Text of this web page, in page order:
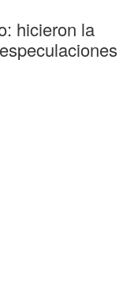
hicieron la